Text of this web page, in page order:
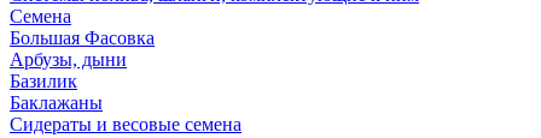
Семена
Большая Фасовка
Арбузы, дыни
Базилик
Баклажаны
Сидераты и весовые семена